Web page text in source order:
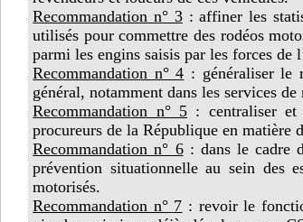
Recommandation n° 3 : affiner les
utilisés pour commettre des rodéos
parmi les engins saisis par les forces de
Recommandation n° 4 : généraliser le
général, notamment dans les services
Recommandation n° 5 : centraliser et
procureurs de la République en matière
Recommandation n° 6 : dans le cadre
prévention situationnelle au sein des
motorisés.
Recommandation n° 7 : revoir le